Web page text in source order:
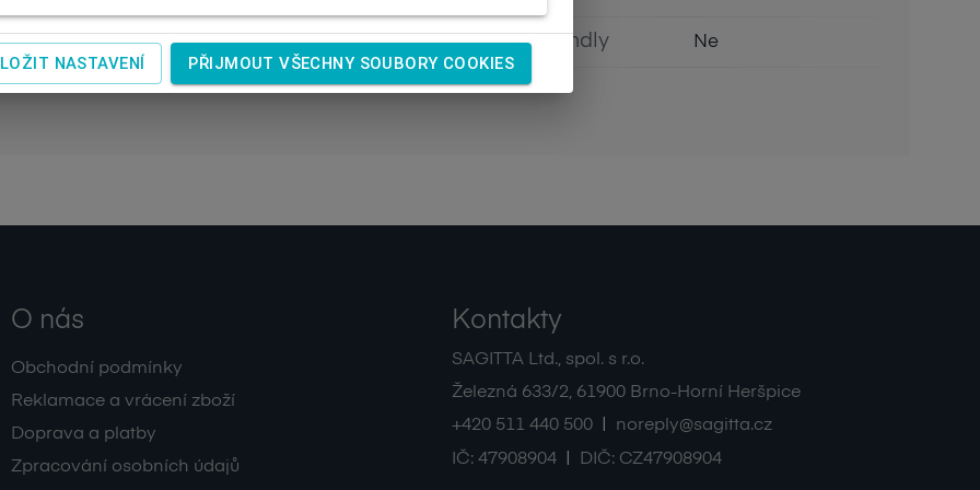
Eco Friendly Ne
O nás
Obchodní podmínky
Reklamace a vrácení zboží
Doprava a platby
Zpracování osobních údajů
Kontakty
SAGITTA Ltd., spol. s r.o.
Železná 633/2, 61900 Brno-Horní Heršpice
+420 511 440 500
noreply@sagitta.cz
IČ: 47908904 DIČ: CZ47908904
NASTAVENÍ PŘIJMOUT VŠECHNY SOUBORY COOKIES